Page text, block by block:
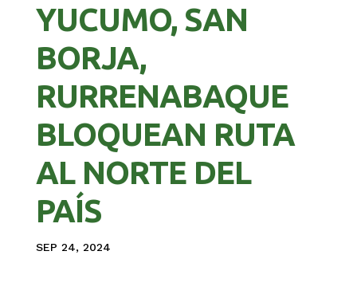
YUCUMO, SAN
BORJA,
RURRENABAQUE
BLOQUEAN RUTA
AL NORTE DEL
PAÍS
SEP 24, 2024